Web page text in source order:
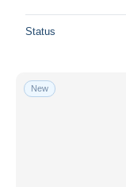
Status
New